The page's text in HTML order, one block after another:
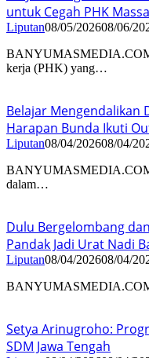
untuk Cegah PHK
Liputan08/05/202608/06/
BANYUMASMEDIA.COM
kerja (PHK) yang…
Belajar Mengendalikan
Harapan Bunda Ikuti
Liputan08/04/202608/04/
BANYUMASMEDIA.COM
dalam…
Dulu Bergelombang
Pandak Jadi Urat Nadi
Liputan08/04/202608/04/
BANYUMASMEDIA.COM
Setya Arinugroho:
SDM Jawa Tengah